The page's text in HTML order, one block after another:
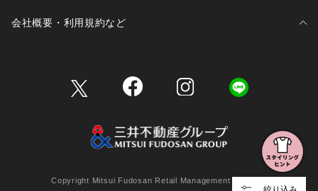
会社概要・利用規約など
Copyright Mitsui Fudosan Retail Management Co., Ltd.